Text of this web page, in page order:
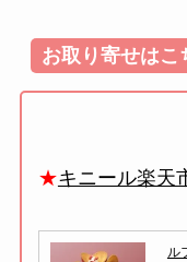
お取り寄せはこ
★キニール楽天
ル